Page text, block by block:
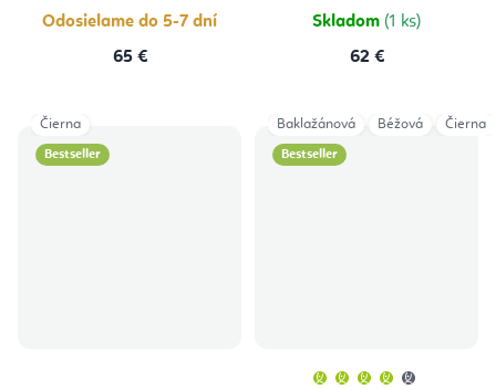
Odosielame do 5-7 dní
65 €
Skladom (1 ks)
62 €
Bestseller
Čierna
Bestseller
Baklažánová Béžová Čierna